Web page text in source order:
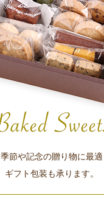
季節や記念の贈り物に最適
ギフト包装も承ります。